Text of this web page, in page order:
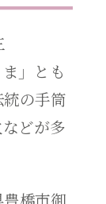
」とも
の手筒
どが多
橋市御